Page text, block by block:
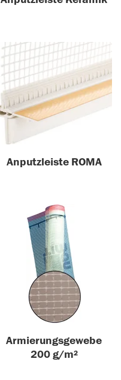
Anputzleiste ROMA
Armierungsgewebe
200 g/m²